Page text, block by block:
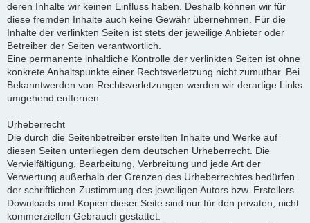
deren Inhalte wir keinen Einfluss haben. Deshalb können wir für
diese fremden Inhalte auch keine Gewähr übernehmen. Für die
Inhalte der verlinkten Seiten ist stets der jeweilige Anbieter oder
Betreiber der Seiten verantwortlich.
Eine permanente inhaltliche Kontrolle der verlinkten Seiten ist ohne
konkrete Anhaltspunkte einer Rechtsverletzung nicht zumutbar. Bei
Bekanntwerden von Rechtsverletzungen werden wir derartige Links
umgehend entfernen.
Urheberrecht
Die durch die Seitenbetreiber erstellten Inhalte und Werke auf
diesen Seiten unterliegen dem deutschen Urheberrecht. Die
Vervielfältigung, Bearbeitung, Verbreitung und jede Art der
Verwertung außerhalb der Grenzen des Urheberrechtes bedürfen
der schriftlichen Zustimmung des jeweiligen Autors bzw. Erstellers.
Downloads und Kopien dieser Seite sind nur für den privaten, nicht
kommerziellen Gebrauch gestattet.